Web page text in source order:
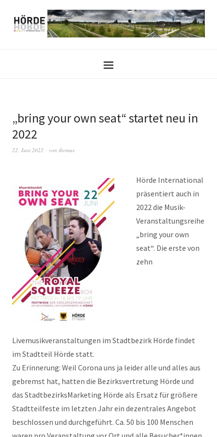
„bring your own seat“ startet neu in
2022
22. Juni 2022 von thomas
Hörde International
präsentiert auch in
2022 die Musik-
Veranstaltungsreihe
„bring your own
seat“. Die erste von
zehn
Livemusikveranstaltungen im Stadtbezirk Hörde findet
im Stadtteil Hörde statt.
Zu Erinnerung: Weil Corona uns ja leider alle und alles aus
gebremst hat, hatten die Bezirksvertretung Hörde und
das StadtbezirksMarketing Hörde als Ersatz für größere
Stadtteilfeste im letzten Jahr ein dezentrales Angebot
beschlossen und durchgeführt. Ca. 50 bis 100 Menschen